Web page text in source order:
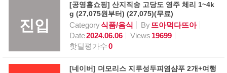
진입
[공영홈쇼핑] 산지직송 고당도 영주 체리 1~4k
g (27,075원부터) (27,075)(무료)
Category식품/음식 By뜨아먹다뜨아
Date2024.06.06 Views 19699
핫딜평가수0
[네이버] 더모리스 지루성두피염샴푸 2개+여행